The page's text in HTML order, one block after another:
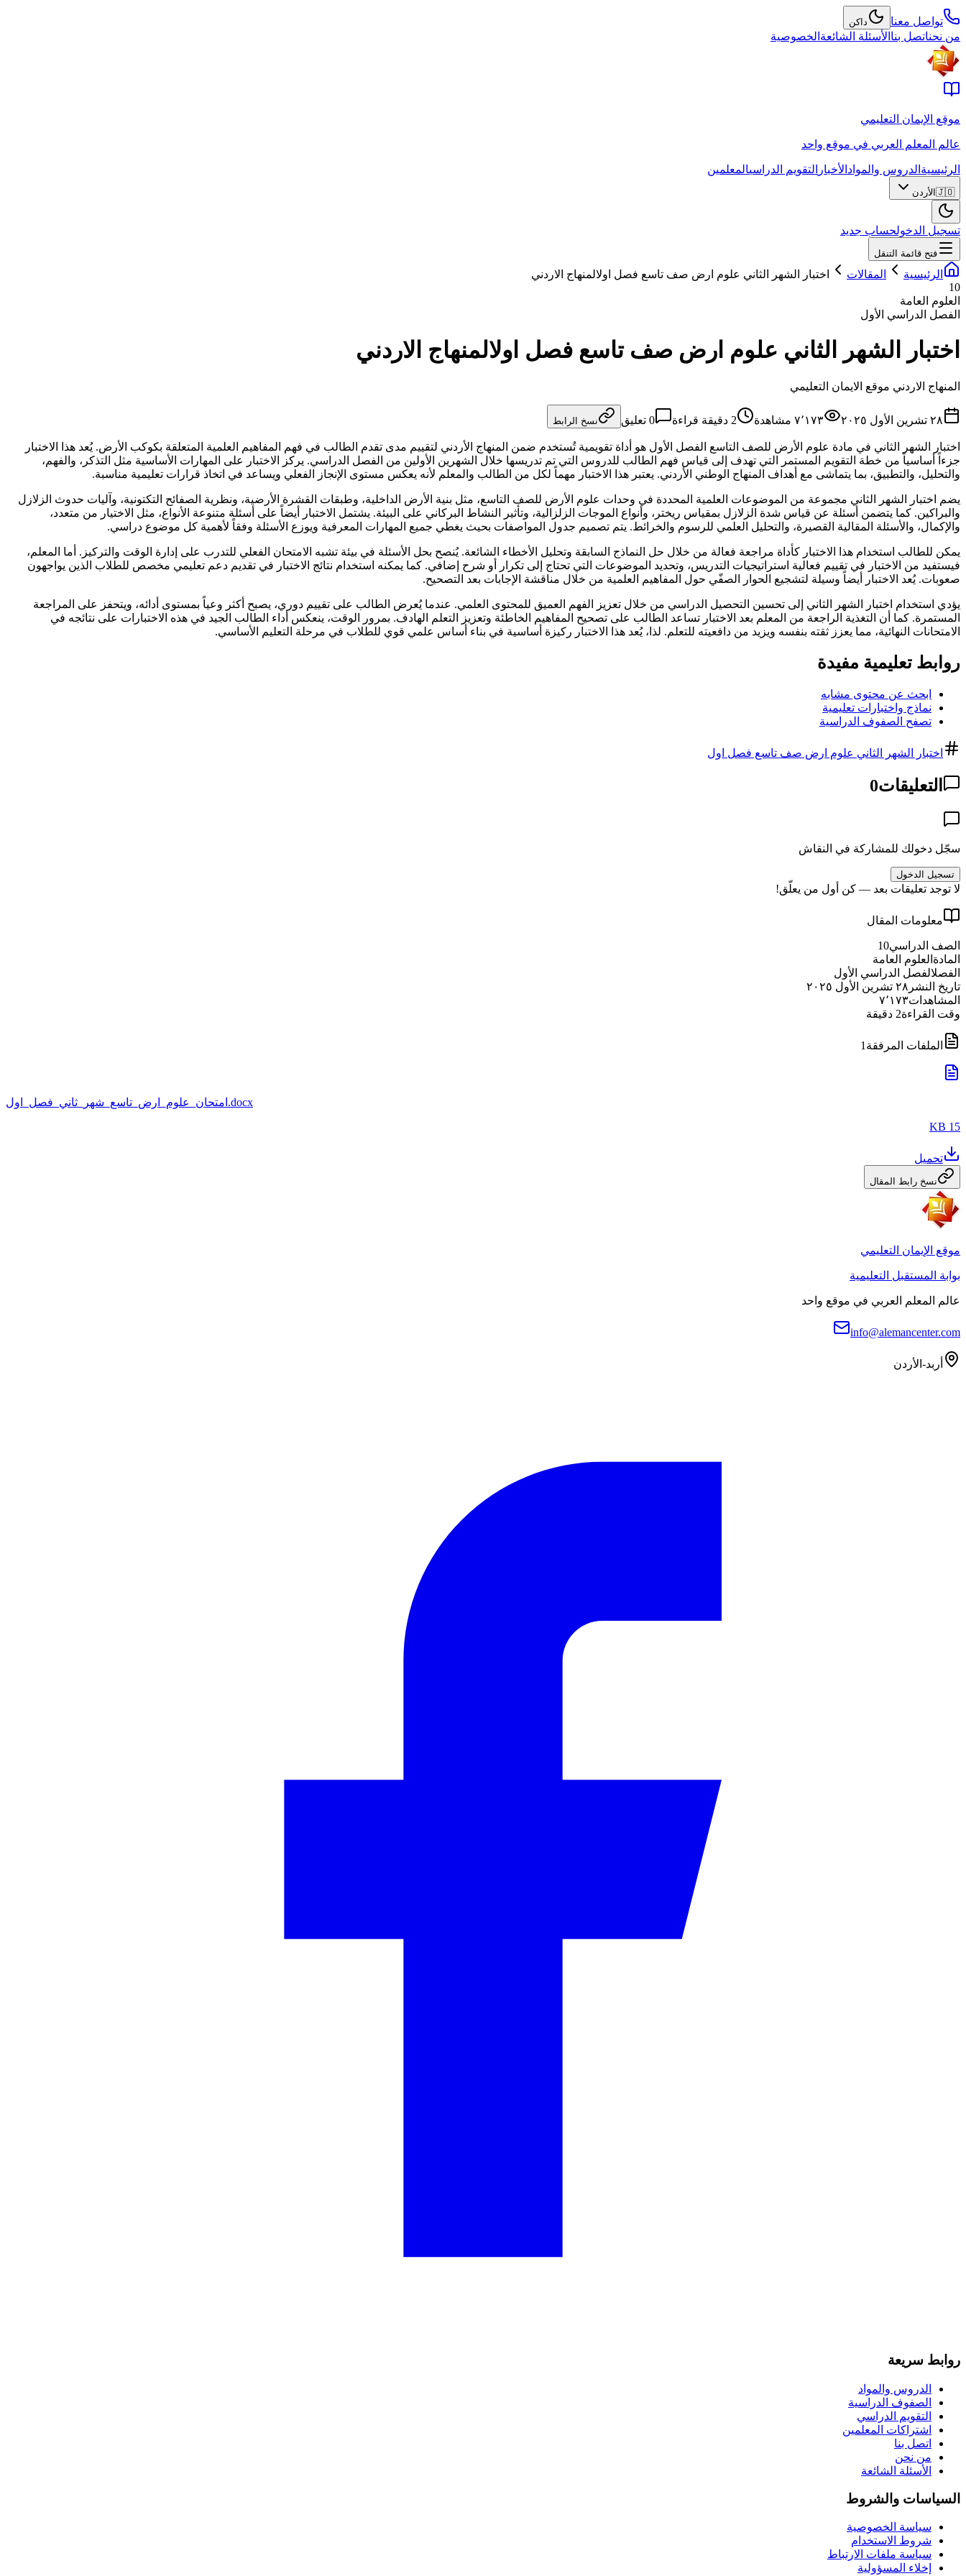
تواصل معنا داكن
من نحناتصل بنا الأسئلة الشائعة الخصوصية
موقع الإيمان التعليمي
عالم المعلم العربي في موقع واحد
الرئيسية الدروس والمواد الأخبار التقويم الدراسيالمعلمين
🇯🇴 الأردن
تسجيل الدخولحساب جديد
فتح قائمة التنقل
الرئيسية المقالات
اختبار الشهر الثاني علوم ارض صف تاسع فصل اولالمنهاج الاردني
10
العلوم العامة
الفصل الدراسي الأول
اختبار الشهر الثاني علوم ارض صف تاسع فصل اولالمنهاج الاردني
المنهاج الاردني موقع الايمان التعليمي
٢٨ تشرين الأول ٢٠٢٥ ٧٬١٧٣ مشاهدة 2 دقيقة قراءة 0 تعليق نسخ الرابط
اختبار الشهر الثاني في مادة علوم الأرض للصف التاسع الفصل الأول هو أداة تقويمية تُستخدم ضمن المنهاج الأردني لتقييم مدى تقدم الطالب في فهم المفاهيم العلمية المتعلقة بكوكب الأرض. يُعد هذا الاختبار
جزءاً أساسياً من خطة التقويم المستمر التي تهدف إلى قياس فهم الطالب للدروس التي تم تدريسها خلال الشهرين الأولين من الفصل الدراسي. يركز الاختبار على المهارات الأساسية مثل التذكر، والفهم،
والتحليل، والتطبيق، بما يتماشى مع أهداف المنهاج الوطني الأردني. يعتبر هذا الاختبار مهماً لكل من الطالب والمعلم لأنه يعكس مستوى الإنجاز الفعلي ويساعد في اتخاذ قرارات تعليمية مناسبة.
يضم اختبار الشهر الثاني مجموعة من الموضوعات العلمية المحددة في وحدات علوم الأرض للصف التاسع، مثل بنية الأرض الداخلية، وطبقات القشرة الأرضية، ونظرية الصفائح التكتونية، وآليات حدوث الزلازل
والبراكين. كما يتضمن أسئلة عن قياس شدة الزلازل بمقياس ريختر، وأنواع الموجات الزلزالية، وتأثير النشاط البركاني على البيئة. يشتمل الاختبار أيضاً على أسئلة متنوعة الأنواع، مثل الاختيار من متعدد،
والإكمال، والأسئلة المقالية القصيرة، والتحليل العلمي للرسوم والخرائط. يتم تصميم جدول المواصفات بحيث يغطي جميع المهارات المعرفية ويوزع الأسئلة وفقاً لأهمية كل موضوع دراسي.
يمكن للطالب استخدام هذا الاختبار كأداة مراجعة فعالة من خلال حل النماذج السابقة وتحليل الأخطاء الشائعة. يُنصح بحل الأسئلة في بيئة تشبه الامتحان الفعلي للتدرب على إدارة الوقت والتركيز. أما المعلم،
فيستفيد من الاختبار في تقييم فعالية استراتيجيات التدريس، وتحديد الموضوعات التي تحتاج إلى تكرار أو شرح إضافي. كما يمكنه استخدام نتائج الاختبار في تقديم دعم تعليمي مخصص للطلاب الذين يواجهون
صعوبات. يُعد الاختبار أيضاً وسيلة لتشجيع الحوار الصفّي حول المفاهيم العلمية من خلال مناقشة الإجابات بعد التصحيح.
يؤدي استخدام اختبار الشهر الثاني إلى تحسين التحصيل الدراسي من خلال تعزيز الفهم العميق للمحتوى العلمي. عندما يُعرض الطالب على تقييم دوري، يصبح أكثر وعياً بمستوى أدائه، ويتحفز على المراجعة
المستمرة. كما أن التغذية الراجعة من المعلم بعد الاختبار تساعد الطالب على تصحيح المفاهيم الخاطئة وتعزيز التعلم الهادف. بمرور الوقت، ينعكس أداء الطالب الجيد في هذه الاختبارات على نتائجه في
الامتحانات النهائية، مما يعزز ثقته بنفسه ويزيد من دافعيته للتعلم. لذا، يُعد هذا الاختبار ركيزة أساسية في بناء أساس علمي قوي للطلاب في مرحلة التعليم الأساسي.
روابط تعليمية مفيدة
ابحث عن محتوى مشابه
نماذج واختبارات تعليمية
تصفح الصفوف الدراسية
اختبار الشهر الثاني علوم ارض صف تاسع فصل اول
التعليقات0
سجّل دخولك للمشاركة في النقاش
تسجيل الدخول
لا توجد تعليقات بعد — كن أول من يعلّق!
معلومات المقال
الصف الدراسي10
المادة العلوم العامة
الفصلالفصل الدراسي الأول
تاريخ النشر ٢٨ تشرين الأول ٢٠٢٥
المشاهدات٧٬١٧٣
وقت القراءة2 دقيقة
الملفات المرفقة 1
امتحان_علوم_ارض_تاسع_شهر_ثاني_فصل_اول.docx
15 KB
تحميل
نسخ رابط المقال
موقع الإيمان التعليمي
بوابة المستقبل التعليمية
عالم المعلم العربي في موقع واحد
info@alemancenter.com
أربد-الأردن
روابط سريعة
الدروس والمواد
الصفوف الدراسية
التقويم الدراسي
اشتراكات المعلمين
اتصل بنا
من نحن
الأسئلة الشائعة
السياسات والشروط
سياسة الخصوصية
شروط الاستخدام
سياسة ملفات الارتباط
إخلاء المسؤولية